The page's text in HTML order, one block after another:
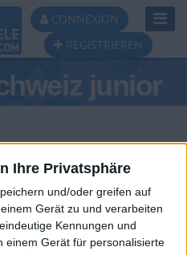
Ihre Privatsphäre
und/oder greifen auf
Gerät zu und verarbeiten
Kennungen und
einem Gerät für personalisierte
CONNEXION
REGISTRIEREN
junior
#3